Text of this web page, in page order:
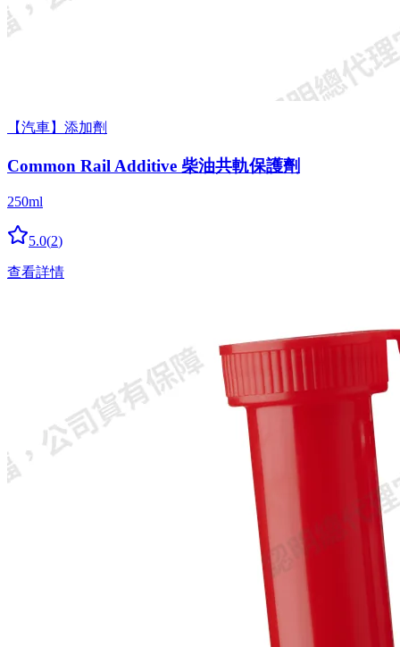
【汽車】添加劑
Common Rail Additive 柴油共軌保護劑
250ml
5.0(2)
查看詳情